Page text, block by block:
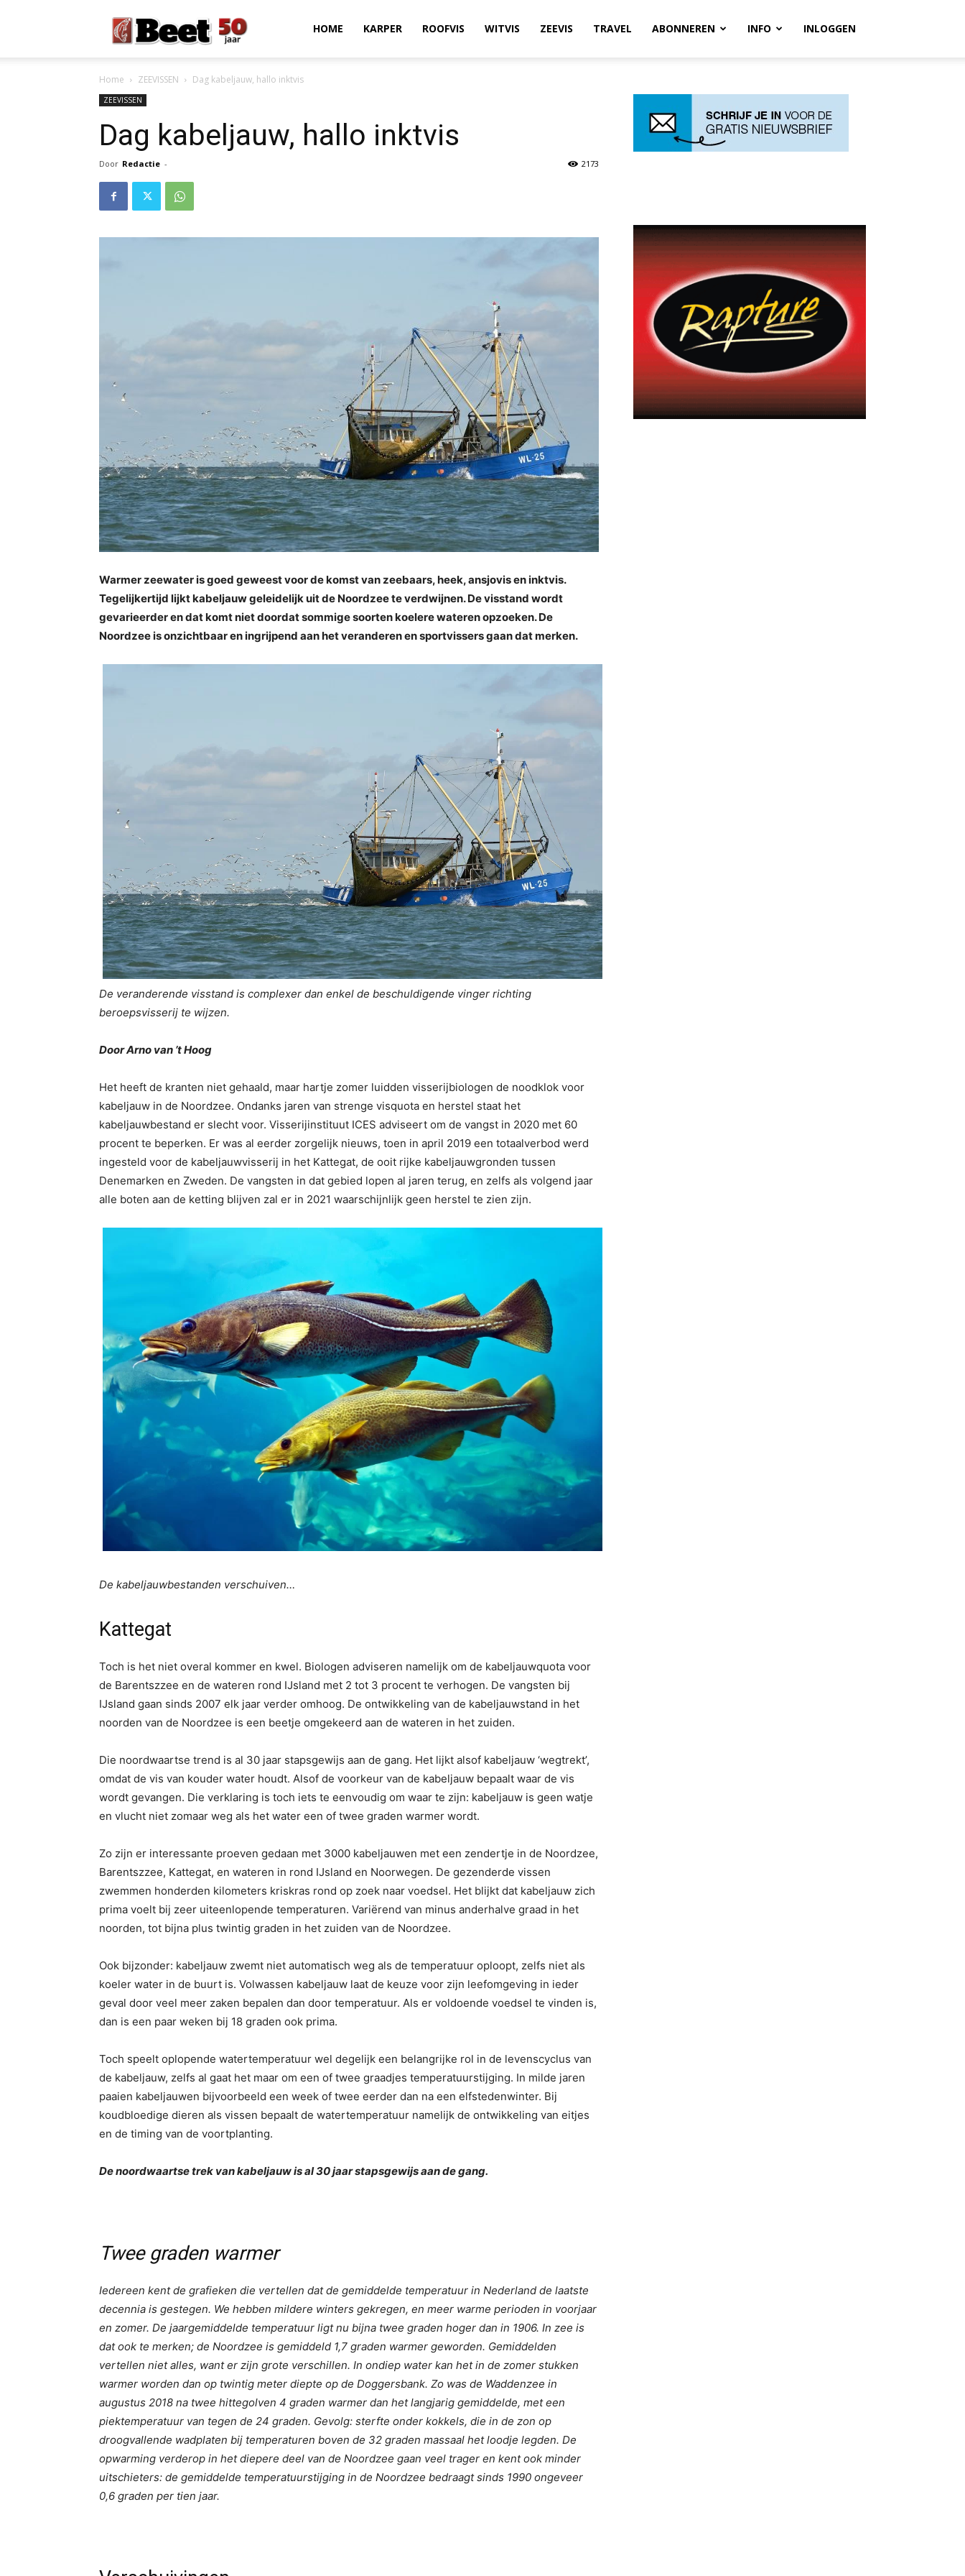
Magazine
HOME KARPER ROOFVIS WITVIS ZEEVIS TRAVEL ABONNEREN INFO INLOGGEN
Home ZEEVISSEN Dag kabeljauw, hallo inktvis
ZEEVISSEN
Dag kabeljauw, hallo inktvis
Door Redactie - 2173
Warmer zeewater is goed geweest voor de komst van zeebaars, heek, ansjovis en inktvis.
Tegelijkertijd lijkt kabeljauw geleidelijk uit de Noordzee te verdwijnen. De visstand wordt
gevarieerder en dat komt niet doordat sommige soorten koelere wateren opzoeken. De
Noordzee is onzichtbaar en ingrijpend aan het veranderen en sportvissers gaan dat merken.
De veranderende visstand is complexer dan enkel de beschuldigende vinger richting
beroepsvisserij te wijzen.
Door Arno van ’t Hoog
Het heeft de kranten niet gehaald, maar hartje zomer luidden visserijbiologen de noodklok voor
kabeljauw in de Noordzee. Ondanks jaren van strenge visquota en herstel staat het
kabeljauwbestand er slecht voor. Visserijinstituut ICES adviseert om de vangst in 2020 met 60
procent te beperken. Er was al eerder zorgelijk nieuws, toen in april 2019 een totaalverbod werd
ingesteld voor de kabeljauwvisserij in het Kattegat, de ooit rijke kabeljauwgronden tussen
Denemarken en Zweden. De vangsten in dat gebied lopen al jaren terug, en zelfs als volgend jaar
alle boten aan de ketting blijven zal er in 2021 waarschijnlijk geen herstel te zien zijn.
De kabeljauwbestanden verschuiven…
Kattegat
Toch is het niet overal kommer en kwel. Biologen adviseren namelijk om de kabeljauwquota voor
de Barentszzee en de wateren rond IJsland met 2 tot 3 procent te verhogen. De vangsten bij
IJsland gaan sinds 2007 elk jaar verder omhoog. De ontwikkeling van de kabeljauwstand in het
noorden van de Noordzee is een beetje omgekeerd aan de wateren in het zuiden.
Die noordwaartse trend is al 30 jaar stapsgewijs aan de gang. Het lijkt alsof kabeljauw ‘wegtrekt’,
omdat de vis van kouder water houdt. Alsof de voorkeur van de kabeljauw bepaalt waar de vis
wordt gevangen. Die verklaring is toch iets te eenvoudig om waar te zijn: kabeljauw is geen watje
en vlucht niet zomaar weg als het water een of twee graden warmer wordt.
Zo zijn er interessante proeven gedaan met 3000 kabeljauwen met een zendertje in de Noordzee,
Barentszzee, Kattegat, en wateren in rond IJsland en Noorwegen. De gezenderde vissen
zwemmen honderden kilometers kriskras rond op zoek naar voedsel. Het blijkt dat kabeljauw zich
prima voelt bij zeer uiteenlopende temperaturen. Variërend van minus anderhalve graad in het
noorden, tot bijna plus twintig graden in het zuiden van de Noordzee.
Ook bijzonder: kabeljauw zwemt niet automatisch weg als de temperatuur oploopt, zelfs niet als
koeler water in de buurt is. Volwassen kabeljauw laat de keuze voor zijn leefomgeving in ieder
geval door veel meer zaken bepalen dan door temperatuur. Als er voldoende voedsel te vinden is,
dan is een paar weken bij 18 graden ook prima.
Toch speelt oplopende watertemperatuur wel degelijk een belangrijke rol in de levenscyclus van
de kabeljauw, zelfs al gaat het maar om een of twee graadjes temperatuurstijging. In milde jaren
paaien kabeljauwen bijvoorbeeld een week of twee eerder dan na een elfstedenwinter. Bij
koudbloedige dieren als vissen bepaalt de watertemperatuur namelijk de ontwikkeling van eitjes
en de timing van de voortplanting.
De noordwaartse trek van kabeljauw is al 30 jaar stapsgewijs aan de gang.
Twee graden warmer
Iedereen kent de grafieken die vertellen dat de gemiddelde temperatuur in Nederland de laatste
decennia is gestegen. We hebben mildere winters gekregen, en meer warme perioden in voorjaar
en zomer. De jaargemiddelde temperatuur ligt nu bijna twee graden hoger dan in 1906. In zee is
dat ook te merken; de Noordzee is gemiddeld 1,7 graden warmer geworden. Gemiddelden
vertellen niet alles, want er zijn grote verschillen. In ondiep water kan het in de zomer stukken
warmer worden dan op twintig meter diepte op de Doggersbank. Zo was de Waddenzee in
augustus 2018 na twee hittegolven 4 graden warmer dan het langjarig gemiddelde, met een
piektemperatuur van tegen de 24 graden. Gevolg: sterfte onder kokkels, die in de zon op
droogvallende wadplaten bij temperaturen boven de 32 graden massaal het loodje legden. De
opwarming verderop in het diepere deel van de Noordzee gaan veel trager en kent ook minder
uitschieters: de gemiddelde temperatuurstijging in de Noordzee bedraagt sinds 1990 ongeveer
0,6 graden per tien jaar.